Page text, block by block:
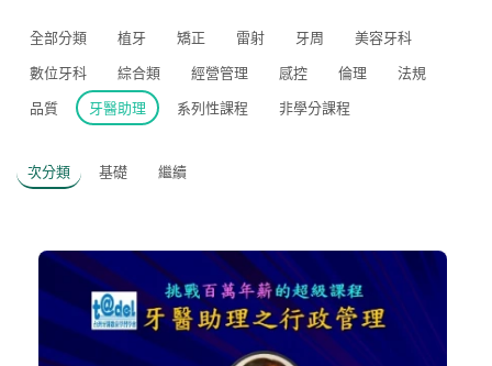
全部分類 植牙 矯正 雷射 牙周
美容牙科
數位牙科
綜合類 經營管理 感控 倫理
法規
品質
牙醫助理 系列性課程 非學分課程
次分類 基礎 繼續